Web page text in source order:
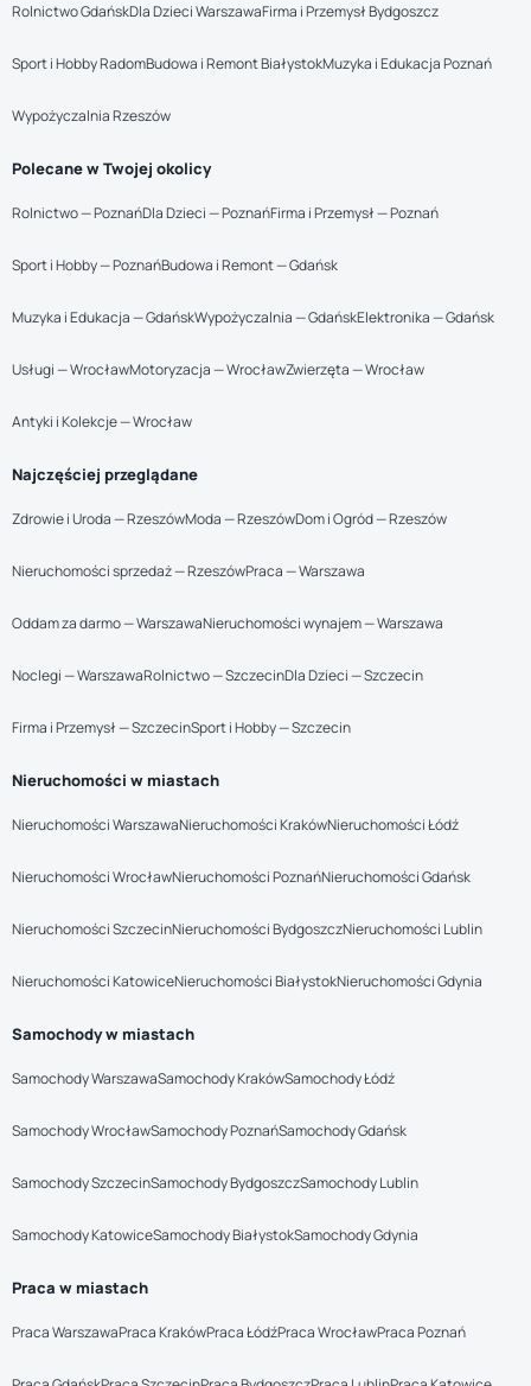
Rolnictwo GdańskDla Dzieci WarszawaFirma i Przemysł Bydgoszcz
Sport i Hobby RadomBudowa i Remont BiałystokMuzyka i Edukacja Poznań
Wypożyczalnia Rzeszów
Polecane w Twojej okolicy
Rolnictwo — PoznańDla Dzieci — PoznańFirma i Przemysł — Poznań
Sport i Hobby — PoznańBudowa i Remont — Gdańsk
Muzyka i Edukacja — GdańskWypożyczalnia — GdańskElektronika — Gdańsk
Usługi — WrocławMotoryzacja — WrocławZwierzęta — Wrocław
Antyki i Kolekcje — Wrocław
Najczęściej przeglądane
Zdrowie i Uroda — RzeszówModa — RzeszówDom i Ogród — Rzeszów
Nieruchomości sprzedaż — RzeszówPraca — Warszawa
Oddam za darmo — WarszawaNieruchomości wynajem — Warszawa
Noclegi — WarszawaRolnictwo — SzczecinDla Dzieci — Szczecin
Firma i Przemysł — SzczecinSport i Hobby — Szczecin
Nieruchomości w miastach
Nieruchomości WarszawaNieruchomości KrakówNieruchomości Łódź
Nieruchomości WrocławNieruchomości PoznańNieruchomości Gdańsk
Nieruchomości SzczecinNieruchomości BydgoszczNieruchomości Lublin
Nieruchomości KatowiceNieruchomości BiałystokNieruchomości Gdynia
Samochody w miastach
Samochody WarszawaSamochody KrakówSamochody Łódź
Samochody WrocławSamochody PoznańSamochody Gdańsk
Samochody SzczecinSamochody BydgoszczSamochody Lublin
Samochody KatowiceSamochody BiałystokSamochody Gdynia
Praca w miastach
Praca WarszawaPraca KrakówPraca ŁódźPraca WrocławPraca Poznań